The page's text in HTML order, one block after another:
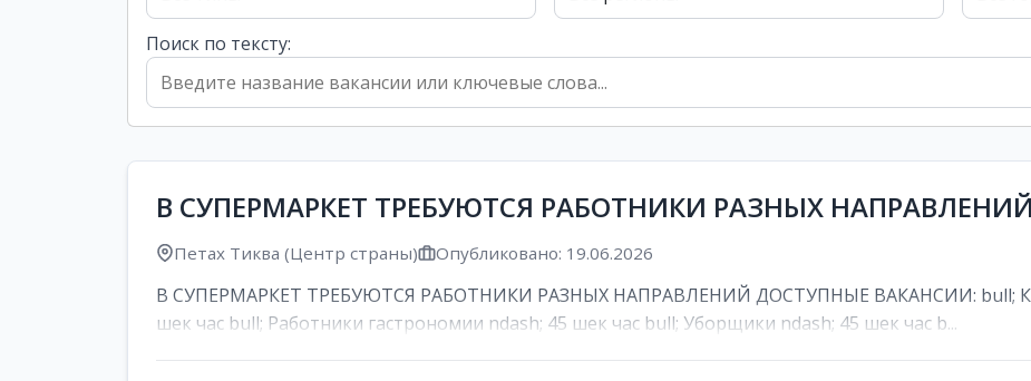
Поиск по тексту:
В СУПЕРМАРКЕТ ТРЕБУЮТСЯ РАБОТНИКИ РАЗНЫХ НАПРАВЛЕНИЙ
Петах Тиква (Центр страны) Опубликовано: 19.06.2026
В СУПЕРМАРКЕТ ТРЕБУЮТСЯ РАБОТНИКИ РАЗНЫХ НАПРАВЛЕНИЙ ДОСТУПНЫЕ ВАКАНСИИ: bull;
шек час bull; Работники гастрономии ndash; 45 шек час bull; Уборщики ndash; 45 шек час b...